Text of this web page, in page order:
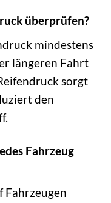
überprüfen?
mindestens
längeren Fahrt
sorgt
den
Fahrzeug
Fahrzeugen